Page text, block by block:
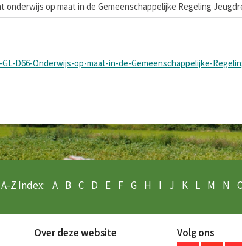
onderwijs op maat in de Gemeenschappelijke Regeling
GL-D66-Onderwijs-op-maat-in-de-Gemeenschappelijke-
A-Z Index: A B C D E F G H I J K L M N
Over deze website Volg ons